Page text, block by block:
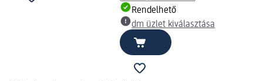
Rendelhető
dm üzlet kiválasztása